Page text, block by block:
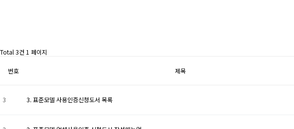
Total 3건 1 페이지
번호 제목
3 3. 표준모델 사용인증신청도서 목록